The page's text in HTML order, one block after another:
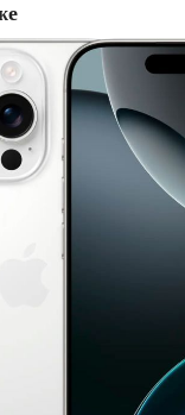
22-27
область, Балашов,
1 "ТРЦ
- 20:00